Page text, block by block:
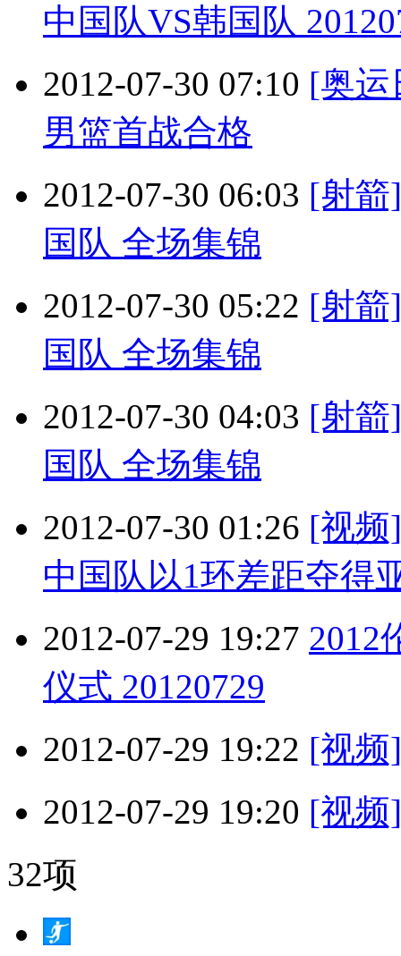
中国队VS韩国队
2012-07-30 07:10 [奥运
男篮首战合格
2012-07-30 06:03 [射箭
国队 全场集锦
2012-07-30 05:22 [射箭
国队 全场集锦
2012-07-30 04:03 [射箭
国队 全场集锦
2012-07-30 01:26 [视频
中国队以1环差距夺得
2012-07-29 19:27 2012
仪式 20120729
2012-07-29 19:22 [视频
2012-07-29 19:20 [视频
32项